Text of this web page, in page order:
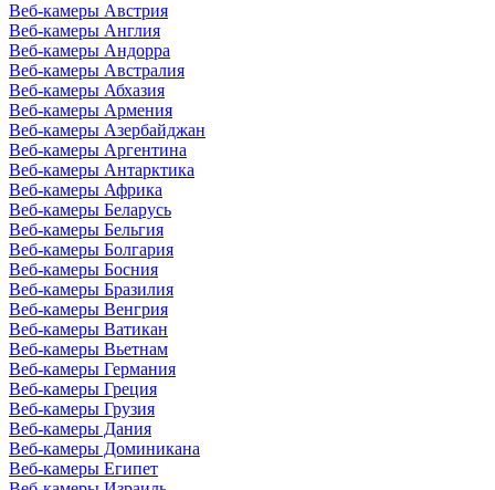
Веб-камеры Австрия
Веб-камеры Англия
Веб-камеры Андорра
Веб-камеры Австралия
Веб-камеры Абхазия
Веб-камеры Армения
Веб-камеры Азербайджан
Веб-камеры Аргентина
Веб-камеры Антарктика
Веб-камеры Африка
Веб-камеры Беларусь
Веб-камеры Бельгия
Веб-камеры Болгария
Веб-камеры Босния
Веб-камеры Бразилия
Веб-камеры Венгрия
Веб-камеры Ватикан
Веб-камеры Вьетнам
Веб-камеры Германия
Веб-камеры Греция
Веб-камеры Грузия
Веб-камеры Дания
Веб-камеры Доминикана
Веб-камеры Египет